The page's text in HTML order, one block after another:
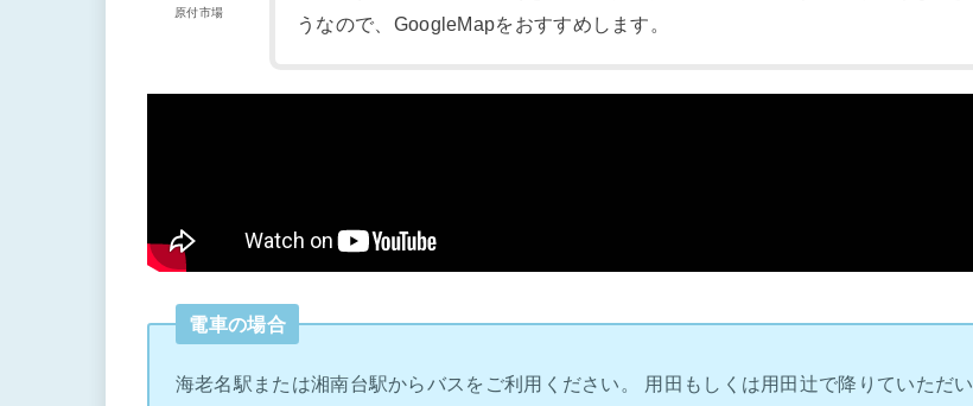
原付市場
うなので、GoogleMapをおすすめします。
電車の場合
海老名駅または湘南台駅からバスをご利用ください。 用田もしくは用田辻で降りていただい